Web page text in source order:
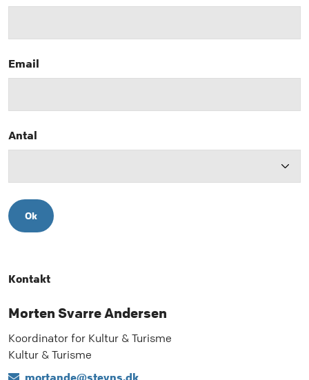
Email
Antal
Ok
Kontakt
Morten Svarre Andersen
Koordinator for Kultur & Turisme
Kultur & Turisme